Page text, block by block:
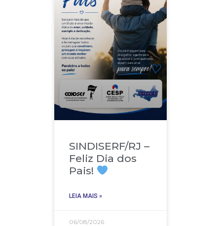
SINDISERF/RJ –
Feliz Dia dos
Pais!
LEIA MAIS »
06/08/2026